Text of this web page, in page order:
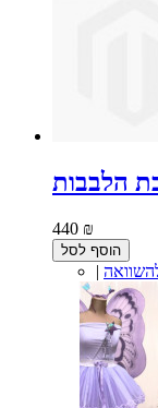
הלבבות
440 ₪
הוסף לסל
|